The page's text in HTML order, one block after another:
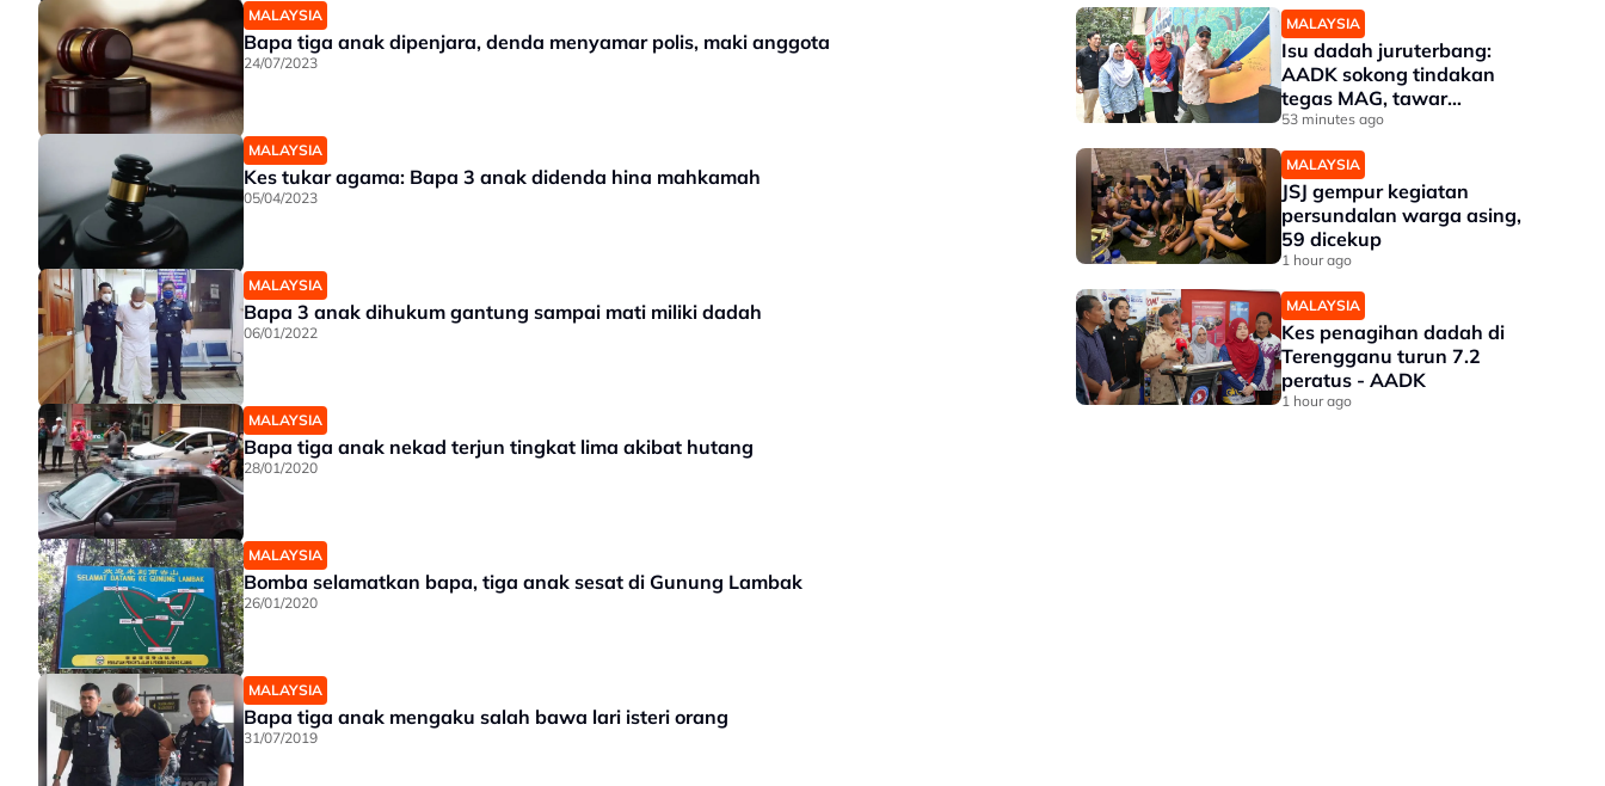
MALAYSIA
Bapa tiga anak dipenjara, denda menyamar polis, maki anggota
24/07/2023
MALAYSIA
Kes tukar agama: Bapa 3 anak didenda hina mahkamah
05/04/2023
MALAYSIA
Bapa 3 anak dihukum gantung sampai mati miliki dadah
06/01/2022
MALAYSIA
Bapa tiga anak nekad terjun tingkat lima akibat hutang
28/01/2020
MALAYSIA
Bomba selamatkan bapa, tiga anak sesat di Gunung Lambak
26/01/2020
MALAYSIA
Bapa tiga anak mengaku salah bawa lari isteri orang
31/07/2019
MALAYSIA
Isu dadah juruterbang:
AADK sokong tindakan
tegas MAG, tawar
kepakaran pemeriksaan
ketat
53 minutes ago
MALAYSIA
JSJ gempur kegiatan
persundalan warga asing,
59 dicekup
1 hour ago
MALAYSIA
Kes penagihan dadah di
Terengganu turun 7.2
peratus - AADK
1 hour ago